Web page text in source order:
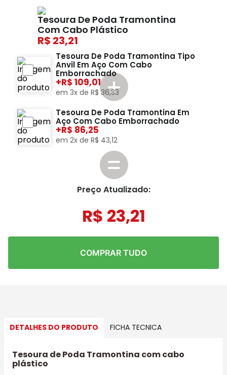
Tesoura De Poda Tramontina
Com Cabo Plástico
23,21
Tesoura De Poda Tramontina Tipo
Anvil Em Aço Com Cabo
Emborrachado
+ 109,01
em 3x de R$ 36,33
Tesoura De Poda Tramontina Em
Aço Com Cabo Emborrachado
+ 86,25
em 2x de R$ 43,12
Preço Atualizado:
R$ 23,21
COMPRAR TUDO
DETALHES DO PRODUTO FICHA TECNICA
Tesoura de Poda Tramontina com cabo
plástico